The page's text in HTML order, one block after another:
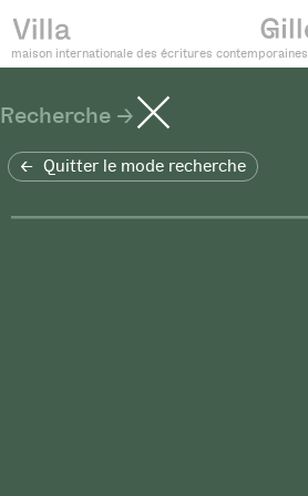
maison internationale des écritures contemporaines
Recherche
Quitter le mode recherche